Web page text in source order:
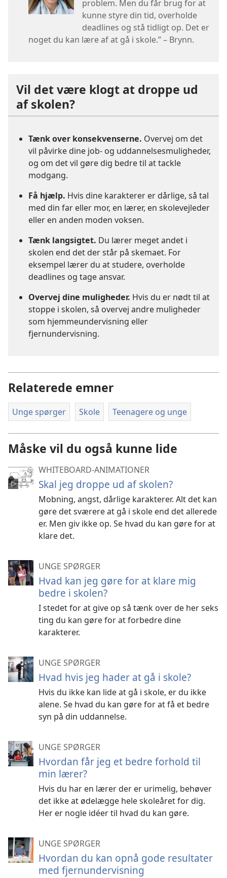
problem. Men du får brug for at
kunne styre din tid, overholde
deadlines og stå tidligt op. Det er
noget du kan lære af at gå i skole.” – Brynn.
Vil det være klogt at droppe ud
af skolen?
Tænk over konsekvenserne. Overvej om det
vil påvirke dine job- og uddannelsesmuligheder,
og om det vil gøre dig bedre til at tackle
modgang.
Få hjælp. Hvis dine karakterer er dårlige, så tal
med din far eller mor, en lærer, en skolevejleder
eller en anden moden voksen.
Tænk langsigtet. Du lærer meget andet i
skolen end det der står på skemaet. For
eksempel lærer du at studere, overholde
deadlines og tage ansvar.
Overvej dine muligheder. Hvis du er nødt til at
stoppe i skolen, så overvej andre muligheder
som hjemmeundervisning eller
fjernundervisning.
Relaterede emner
Unge spørger Skole Teenagere og unge
Måske vil du også kunne lide
WHITEBOARD-ANIMATIONER
Skal jeg droppe ud af skolen?
Mobning, angst, dårlige karakterer. Alt det kan
gøre det sværere at gå i skole end det allerede
er. Men giv ikke op. Se hvad du kan gøre for at
klare det.
UNGE SPØRGER
Hvad kan jeg gøre for at klare mig
bedre i skolen?
I stedet for at give op så tænk over de her seks
ting du kan gøre for at forbedre dine
karakterer.
UNGE SPØRGER
Hvad hvis jeg hader at gå i skole?
Hvis du ikke kan lide at gå i skole, er du ikke
alene. Se hvad du kan gøre for at få et bedre
syn på din uddannelse.
UNGE SPØRGER
Hvordan får jeg et bedre forhold til
min lærer?
Hvis du har en lærer der er urimelig, behøver
det ikke at ødelægge hele skoleåret for dig.
Her er nogle idéer til hvad du kan gøre.
UNGE SPØRGER
Hvordan du kan opnå gode resultater
med fjernundervisning